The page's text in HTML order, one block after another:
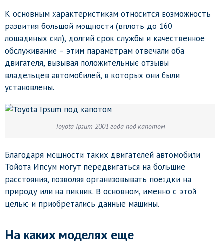
К основным характеристикам относится возможность
развития большой мощности (вплоть до 160
лошадиных сил), долгий срок службы и качественное
обслуживание – этим параметрам отвечали оба
двигателя, вызывая положительные отзывы
владельцев автомобилей, в которых они были
установлены.
Toyota Ipsum 2001 года под капотом
Благодаря мощности таких двигателей автомобили
Тойота Ипсум могут передвигаться на большие
расстояния, позволяя организовывать поездки на
природу или на пикник. В основном, именно с этой
целью и приобретались данные машины.
На каких моделях еще